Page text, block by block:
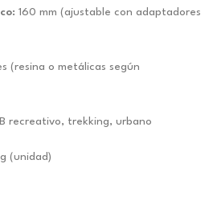
160 mm (ajustable con adaptadores
(resina o metálicas según
recreativo, trekking, urbano
(unidad)